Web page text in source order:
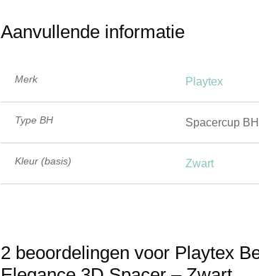
Aanvullende informatie
Merk Playtex
Type BH Spacercup
Kleur (basis) Zwart
2 beoordelingen voor Playtex